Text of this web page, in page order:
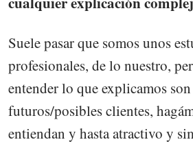
Suele pasar que somos unos
profesionales, de lo nuestro,
entender lo que explicamos
futuros/posibles clientes,
entiendan y hasta atractivo y